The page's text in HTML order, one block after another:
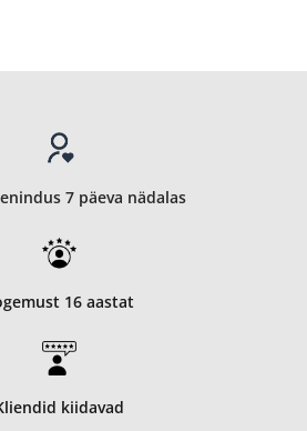
7 päeva nädalas
16 aastat
kiidavad